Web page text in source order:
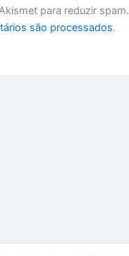
para reduzir spam.
são processados.